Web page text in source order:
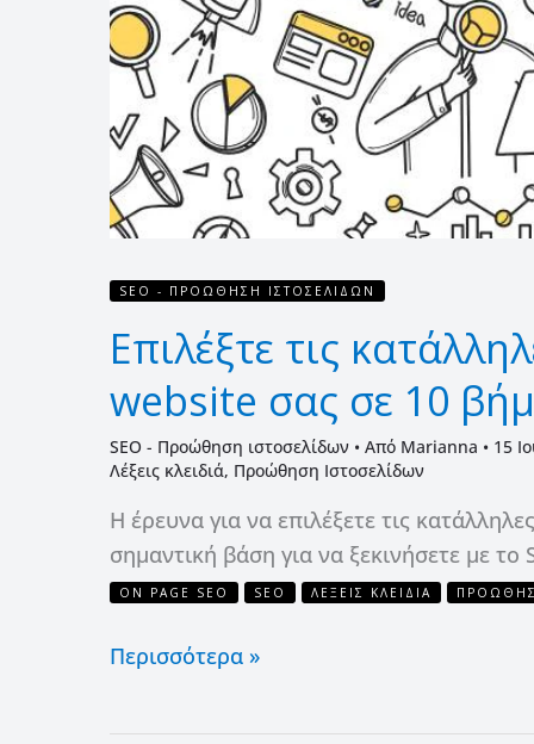
SEO - ΠΡΟΏΘΗΣΗ ΙΣΤΟΣΕΛΊΔΩΝ
Επιλέξτε τις
website σας σε 10
SEO - Προώθηση ιστοσελίδων • Από Marianna • 15
Λέξεις κλειδιά, Προώθηση Ιστοσελίδων
Η έρευνα για να επιλέξετε τις
σημαντική βάση για να ξεκινήσετε με το
ON PAGE SEO SEO ΛΈΞΕΙΣ ΚΛΕΙΔΙΆ
website
σας
10
βήματα
Περισσότερα »